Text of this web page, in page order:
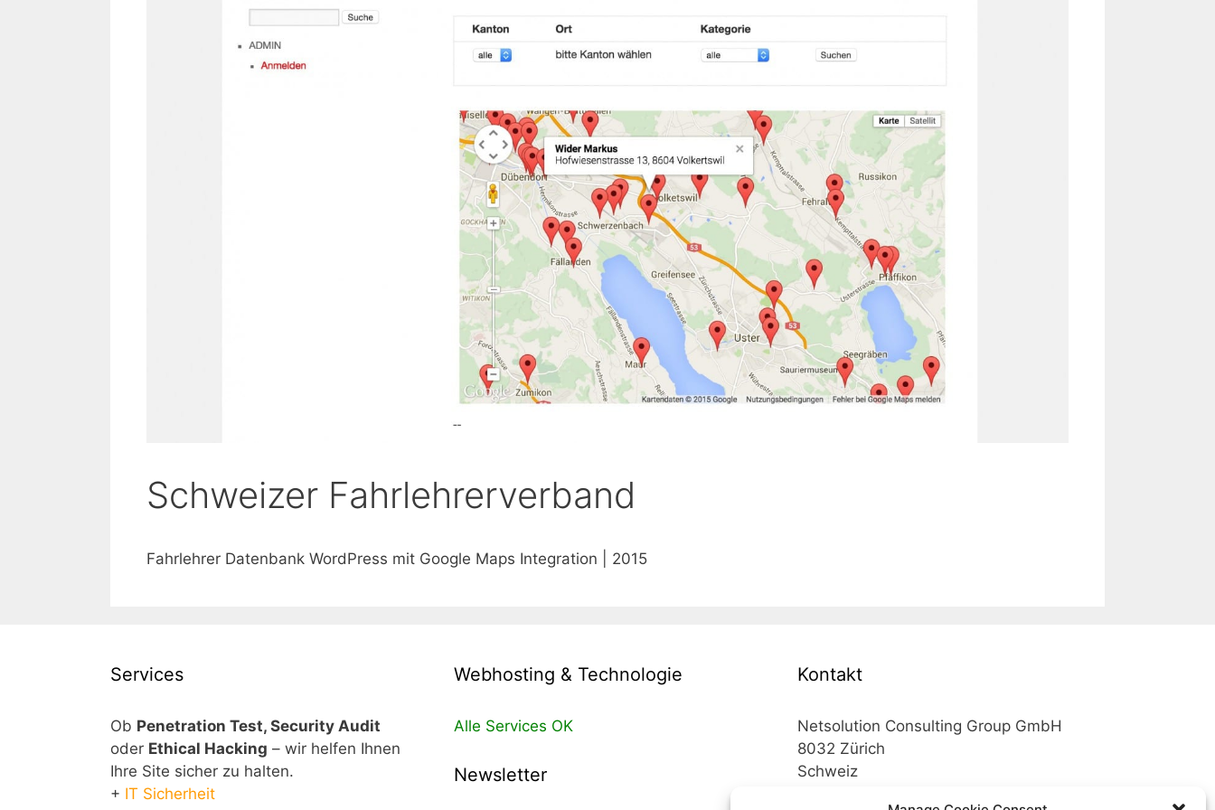
Schweizer Fahrlehrerverband
Fahrlehrer Datenbank WordPress mit Google Maps Integration | 2015
Services
Ob Penetration Test, Security Audit
oder Ethical Hacking – wir helfen Ihnen
Ihre Site sicher zu halten.
+ IT Sicherheit
Webhosting & Technologie
Alle Services OK
Newsletter
Kontakt
Netsolution Consulting Group GmbH
8032 Zürich
Schweiz